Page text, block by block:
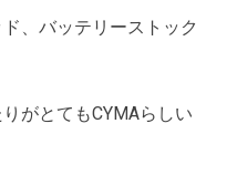
、バッテリーストック
がとてもCYMAらしい